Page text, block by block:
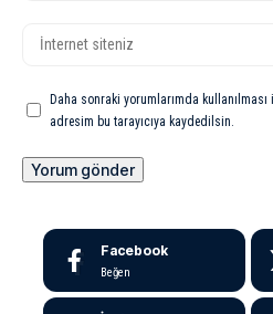
Daha sonraki yorumlarımda
adresim bu tarayıcıya kaydedilsin.
Facebook
Beğen